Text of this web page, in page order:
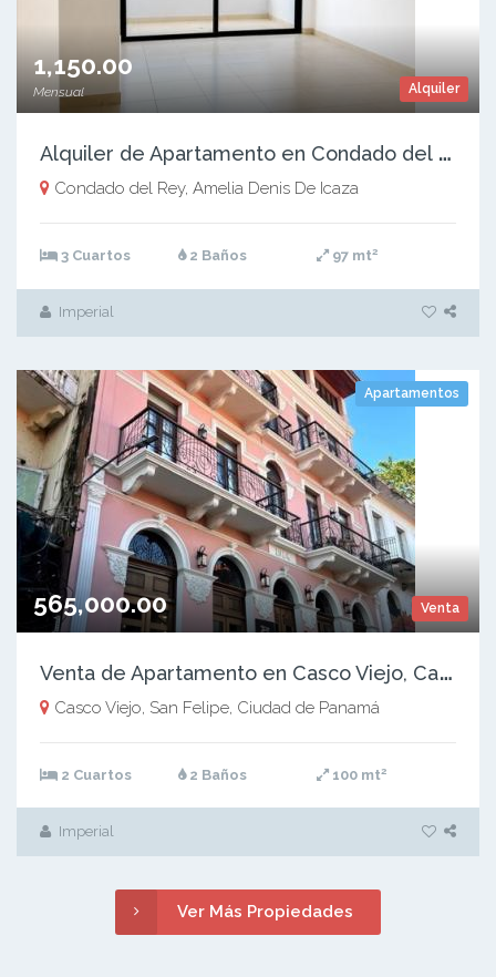
Alquiler
1,150.00
Mensual
A
lquiler de Apartamento en Condado del Rey, PH Condado Country Club, 97m2
Condado del Rey, Amelia Denis De Icaza
3 Cuartos 2 Baños 97 mt2
Imperial
Apartamentos
Venta
565,000.00
V
enta de Apartamento en Casco Viejo, Casa Cordovéz de León, 100m2
Casco Viejo, San Felipe, Ciudad de Panamá
2 Cuartos 2 Baños 100 mt2
Imperial
Ver Más Propiedades